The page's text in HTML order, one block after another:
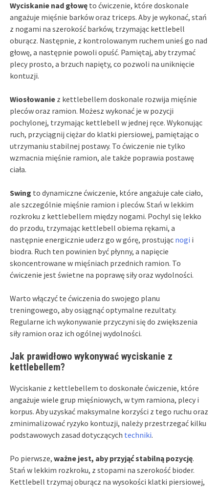
Wyciskanie nad głowę to ćwiczenie, które doskonale
angażuje mięśnie barków oraz triceps. Aby je wykonać, stań
z nogami na szerokość barków, trzymając kettlebell
oburącz. Następnie, z kontrolowanym ruchem unieś go nad
głowę, a następnie powoli opuść. Pamiętaj, aby trzymać
plecy prosto, a brzuch napięty, co pozwoli na uniknięcie
kontuzji.
Wiosłowanie z kettlebellem doskonale rozwija mięśnie
pleców oraz ramion. Możesz wykonać je w pozycji
pochylonej, trzymając kettlebell w jednej ręce. Wykonując
ruch, przyciągnij ciężar do klatki piersiowej, pamiętając o
utrzymaniu stabilnej postawy. To ćwiczenie nie tylko
wzmacnia mięśnie ramion, ale także poprawia postawę
ciała.
Swing to dynamiczne ćwiczenie, które angażuje całe ciało,
ale szczególnie mięśnie ramion i pleców. Stań w lekkim
rozkroku z kettlebellem między nogami. Pochyl się lekko
do przodu, trzymając kettlebell obiema rękami, a
następnie energicznie uderz go w górę, prostując nogi i
biodra. Ruch ten powinien być płynny, a napięcie
skoncentrowane w mięśniach przednich ramion. To
ćwiczenie jest świetne na poprawę siły oraz wydolności.
Warto włączyć te ćwiczenia do swojego planu
treningowego, aby osiągnąć optymalne rezultaty.
Regularne ich wykonywanie przyczyni się do zwiększenia
siły ramion oraz ich ogólnej wydolności.
Jak prawidłowo wykonywać wyciskanie z
kettlebellem?
Wyciskanie z kettlebellem to doskonałe ćwiczenie, które
angażuje wiele grup mięśniowych, w tym ramiona, plecy i
korpus. Aby uzyskać maksymalne korzyści z tego ruchu oraz
zminimalizować ryzyko kontuzji, należy przestrzegać kilku
podstawowych zasad dotyczących techniki.
Po pierwsze, ważne jest, aby przyjąć stabilną pozycję.
Stań w lekkim rozkroku, z stopami na szerokość bioder.
Kettlebell trzymaj oburącz na wysokości klatki piersiowej,